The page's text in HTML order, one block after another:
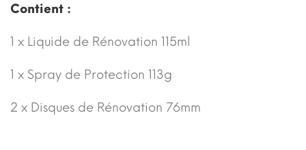
Contient :
1 x Liquide de Rénovation 115ml
1 x Spray de Protection 113g
2 x Disques de Rénovation 76mm